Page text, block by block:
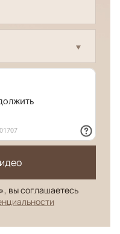
вы соглашаетесь